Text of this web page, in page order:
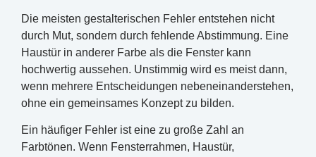
Die meisten gestalterischen Fehler entstehen nicht
durch Mut, sondern durch fehlende Abstimmung. Eine
Haustür in anderer Farbe als die Fenster kann
hochwertig aussehen. Unstimmig wird es meist dann,
wenn mehrere Entscheidungen nebeneinanderstehen,
ohne ein gemeinsames Konzept zu bilden.
Ein häufiger Fehler ist eine zu große Zahl an
Farbtönen. Wenn Fensterrahmen, Haustür,